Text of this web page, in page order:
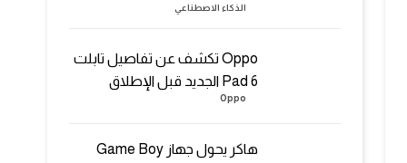
الذكاء الاصطناعي
Oppo تكشف عن تفاصيل تابلت
Pad 6 الجديد قبل الإطلاق
Oppo
هاكر يحول جهاز Game Boy